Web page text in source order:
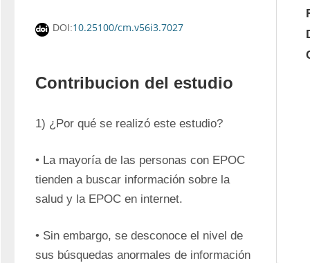
DOI:10.25100/cm.v56i3.7027
Contribucion del estudio
1) ¿Por qué se realizó este estudio?
• La mayoría de las personas con EPOC
tienden a buscar información sobre la
salud y la EPOC en internet.
• Sin embargo, se desconoce el nivel de
sus búsquedas anormales de información